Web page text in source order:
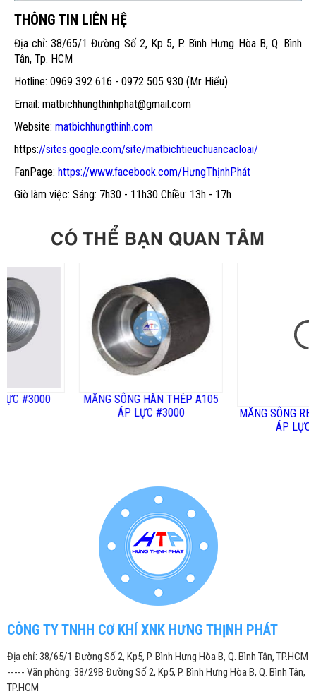
THÔNG TIN LIÊN HỆ
Địa chỉ: 38/65/1 Đường Số 2, Kp 5, P. Bình Hưng Hòa B, Q. Bình
Tân, Tp. HCM
Hotline: 0969 392 616 - 0972 505 930 (Mr Hiếu)
Email: matbichhungthinhphat@gmail.com
Website: matbichhungthinh.com
https://sites.google.com/site/matbichtieuchuancacloai/
FanPage: https://www.facebook.com/HưngThịnhPhát
Giờ làm việc: Sáng: 7h30 - 11h30 Chiều: 13h - 17h
CÓ THỂ BẠN QUAN TÂM
MĂNG SÔNG HÀN THÉP A105
ÁP LỰC #3000
MĂNG SÔNG REN
ÁP LỰC #3000
CÔNG TY TNHH CƠ KHÍ XNK HƯNG THỊNH PHÁT
Địa chỉ: 38/65/1 Đường Số 2, Kp5, P. Bình Hưng Hòa B, Q. Bình Tân, TP.HCM
----- Văn phòng: 38/29B Đường Số 2, Kp5, P. Bình Hưng Hòa B, Q. Bình Tân,
TP.HCM